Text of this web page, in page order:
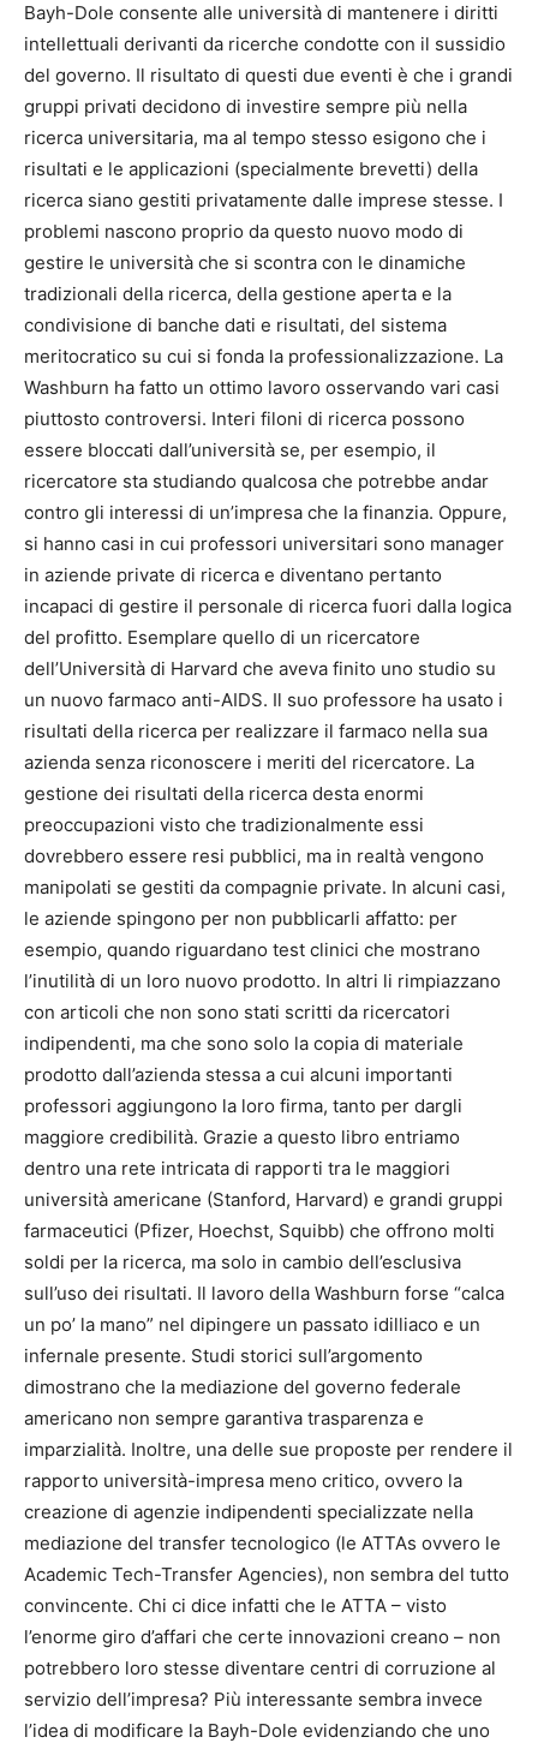
Bayh-Dole consente alle università di mantenere i diritti
intellettuali derivanti da ricerche condotte con il sussidio
del governo. Il risultato di questi due eventi è che i grandi
gruppi privati decidono di investire sempre più nella
ricerca universitaria, ma al tempo stesso esigono che i
risultati e le applicazioni (specialmente brevetti) della
ricerca siano gestiti privatamente dalle imprese stesse. I
problemi nascono proprio da questo nuovo modo di
gestire le università che si scontra con le dinamiche
tradizionali della ricerca, della gestione aperta e la
condivisione di banche dati e risultati, del sistema
meritocratico su cui si fonda la professionalizzazione. La
Washburn ha fatto un ottimo lavoro osservando vari casi
piuttosto controversi. Interi filoni di ricerca possono
essere bloccati dall’università se, per esempio, il
ricercatore sta studiando qualcosa che potrebbe andar
contro gli interessi di un’impresa che la finanzia. Oppure,
si hanno casi in cui professori universitari sono manager
in aziende private di ricerca e diventano pertanto
incapaci di gestire il personale di ricerca fuori dalla logica
del profitto. Esemplare quello di un ricercatore
dell’Università di Harvard che aveva finito uno studio su
un nuovo farmaco anti-AIDS. Il suo professore ha usato i
risultati della ricerca per realizzare il farmaco nella sua
azienda senza riconoscere i meriti del ricercatore. La
gestione dei risultati della ricerca desta enormi
preoccupazioni visto che tradizionalmente essi
dovrebbero essere resi pubblici, ma in realtà vengono
manipolati se gestiti da compagnie private. In alcuni casi,
le aziende spingono per non pubblicarli affatto: per
esempio, quando riguardano test clinici che mostrano
l’inutilità di un loro nuovo prodotto. In altri li rimpiazzano
con articoli che non sono stati scritti da ricercatori
indipendenti, ma che sono solo la copia di materiale
prodotto dall’azienda stessa a cui alcuni importanti
professori aggiungono la loro firma, tanto per dargli
maggiore credibilità. Grazie a questo libro entriamo
dentro una rete intricata di rapporti tra le maggiori
università americane (Stanford, Harvard) e grandi gruppi
farmaceutici (Pfizer, Hoechst, Squibb) che offrono molti
soldi per la ricerca, ma solo in cambio dell’esclusiva
sull’uso dei risultati. Il lavoro della Washburn forse “calca
un po’ la mano” nel dipingere un passato idilliaco e un
infernale presente. Studi storici sull’argomento
dimostrano che la mediazione del governo federale
americano non sempre garantiva trasparenza e
imparzialità. Inoltre, una delle sue proposte per rendere il
rapporto università-impresa meno critico, ovvero la
creazione di agenzie indipendenti specializzate nella
mediazione del transfer tecnologico (le ATTAs ovvero le
Academic Tech-Transfer Agencies), non sembra del tutto
convincente. Chi ci dice infatti che le ATTA – visto
l’enorme giro d’affari che certe innovazioni creano – non
potrebbero loro stesse diventare centri di corruzione al
servizio dell’impresa? Più interessante sembra invece
l’idea di modificare la Bayh-Dole evidenziando che uno